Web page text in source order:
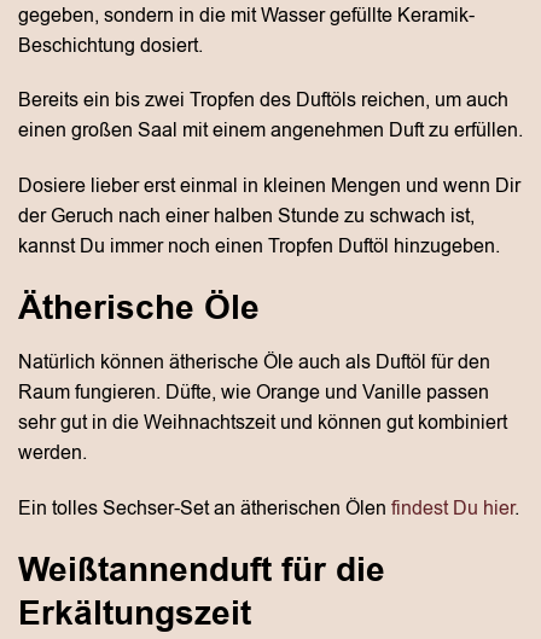
gegeben, sondern in die mit Wasser gefüllte Keramik-
Beschichtung dosiert.
Bereits ein bis zwei Tropfen des Duftöls reichen, um auch
einen großen Saal mit einem angenehmen Duft zu erfüllen.
Dosiere lieber erst einmal in kleinen Mengen und wenn Dir
der Geruch nach einer halben Stunde zu schwach ist,
kannst Du immer noch einen Tropfen Duftöl hinzugeben.
Ätherische Öle
Natürlich können ätherische Öle auch als Duftöl für den
Raum fungieren. Düfte, wie Orange und Vanille passen
sehr gut in die Weihnachtszeit und können gut kombiniert
werden.
Ein tolles Sechser-Set an ätherischen Ölen findest Du hier.
Weißtannenduft für die
Erkältungszeit